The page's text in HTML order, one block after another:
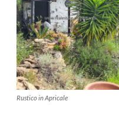
Rustico in Apricale